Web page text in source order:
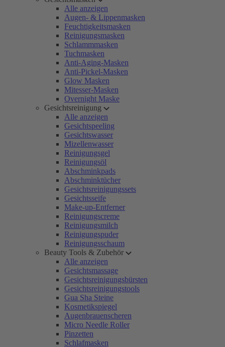
Alle anzeigen
Augen- & Lippenmasken
Feuchtigkeitsmasken
Reinigungsmasken
Schlammmasken
Tuchmasken
Anti-Aging-Masken
Anti-Pickel-Masken
Glow Masken
Mitesser-Masken
Overnight Maske
Gesichtsreinigung
Alle anzeigen
Gesichtspeeling
Gesichtswasser
Mizellenwasser
Reinigungsgel
Reinigungsöl
Abschminkpads
Abschminktücher
Gesichtsreinigungssets
Gesichtsseife
Make-up-Entferner
Reinigungscreme
Reinigungsmilch
Reinigungspuder
Reinigungsschaum
Beauty Tools & Zubehör
Alle anzeigen
Gesichtsmassage
Gesichtsreinigungsbürsten
Gesichtsreinigungstools
Gua Sha Steine
Kosmetikspiegel
Augenbrauenscheren
Micro Needle Roller
Pinzetten
Schlafmasken